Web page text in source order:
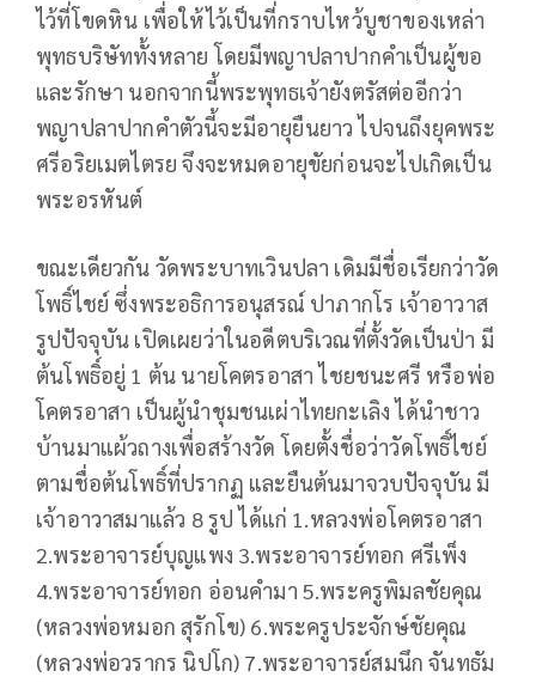
ไว้ที่โขดหิน เพื่อให้ไว้เป็นที่กราบไหว้บูชาของเหล่า
พุทธบริษัททั้งหลาย โดยมีพญาปลาปากคำเป็นผู้ขอ
และรักษา นอกจากนี้พระพุทธเจ้ายังตรัสต่ออีกว่า
พญาปลาปากคำตัวนี้จะมีอายุยืนยาว ไปจนถึงยุคพระ
ศรีอริยเมตไตรย จึงจะหมดอายุขัยก่อนจะไปเกิดเป็น
พระอรหันต์
ขณะเดียวกัน วัดพระบาทเวินปลา เดิมมีชื่อเรียกว่าวัด
โพธิ์ไชย์ ซึ่งพระอธิการอนุสรณ์ ปาภากโร เจ้าอาวาส
รูปปัจจุบัน เปิดเผยว่าในอดีตบริเวณที่ตั้งวัดเป็นป่า มี
ต้นโพธิ์อยู่ 1 ต้น นายโคตรอาสา ไชยชนะศรี หรือพ่อ
โคตรอาสา เป็นผู้นำชุมชนเผ่าไทยกะเลิง ได้นำชาว
บ้านมาแผ้วถางเพื่อสร้างวัด โดยตั้งชื่อว่าวัดโพธิ์ไชย์
ตามชื่อต้นโพธิ์ที่ปรากฏ และยืนต้นมาจวบปัจจุบัน มี
เจ้าอาวาสมาแล้ว 8 รูป ได้แก่ 1.หลวงพ่อโคตรอาสา
2.พระอาจารย์บุญแพง 3.พระอาจารย์ทอก ศรีเพ็ง
4.พระอาจารย์ทอก อ่อนคำมา 5.พระครูพิมลชัยคุณ
(หลวงพ่อหมอก สุรักโข) 6.พระครูประจักษ์ชัยคุณ
(หลวงพ่อวรากร นิปโก) 7.พระอาจารย์สมนึก จันทธัม